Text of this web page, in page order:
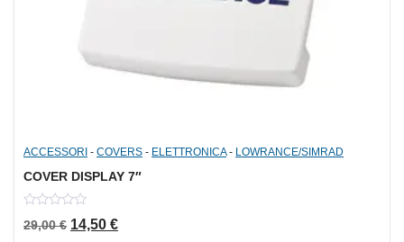
ACCESSORI - COVERS - ELETTRONICA- LOWRANCE/SIMRAD
COVER DISPLAY 7″
out
29,00€ Il prezzo originale era: 29,00 €.
14,50 €Il prezzo attuale è: 14,50 €.